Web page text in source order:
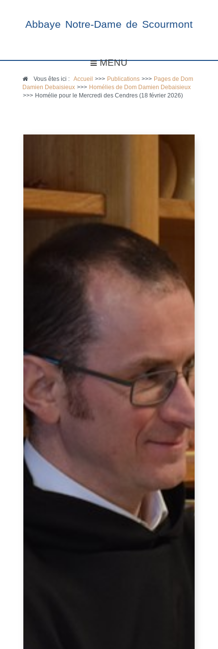
Abbaye Notre-Dame de Scourmont
MENU
Vous êtes ici :Accueil >>> Publications >>> Pages de Dom
Damien Debaisieux >>> Homélies de Dom Damien Debaisieux
>>> Homélie pour le Mercredi des Cendres (18 février 2026)